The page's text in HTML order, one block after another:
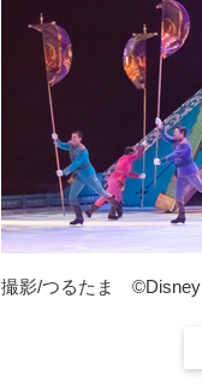
撮影/つるたま ©Disney